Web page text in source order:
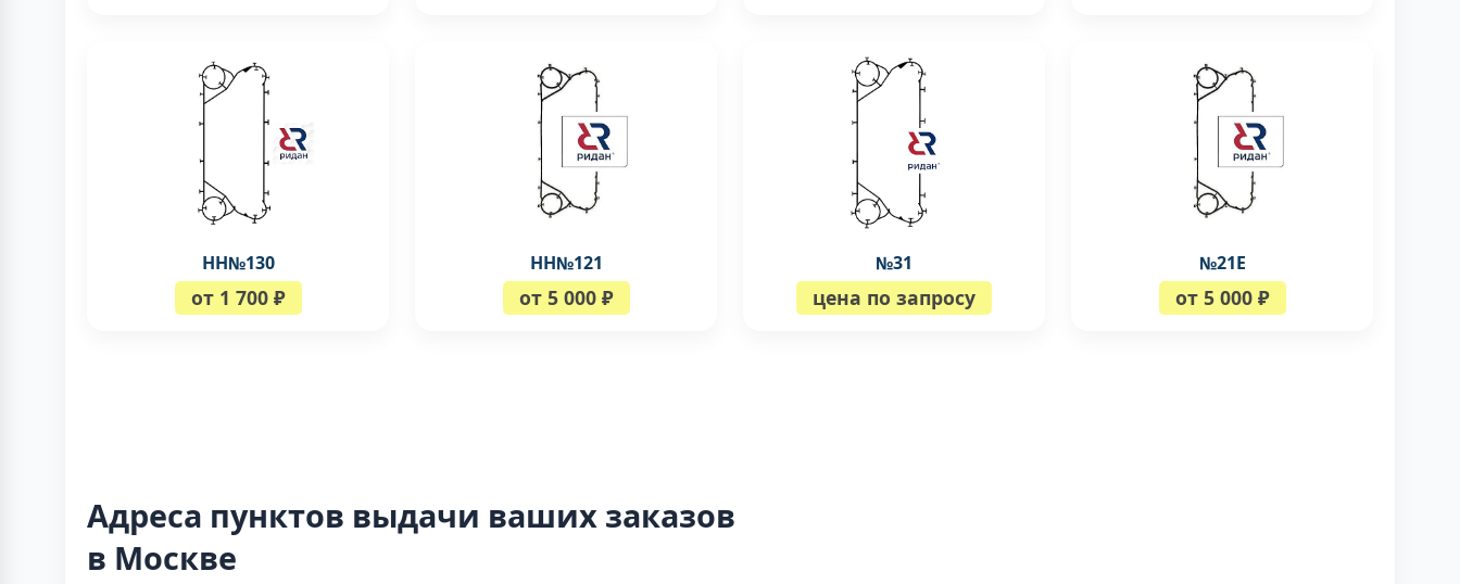
НН№130
от 1 700 ₽
НН№121
от 5 000 ₽
№31
цена по запросу
№21Е
от 5 000 ₽
Адреса пунктов выдачи ваших заказов
в Москве